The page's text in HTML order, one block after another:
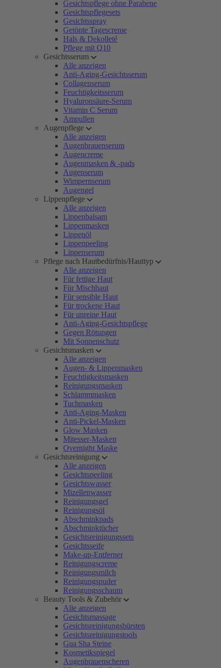
Gesichtspflege ohne Parabene
Gesichtspflegesets
Gesichtsspray
Getönte Tagescreme
Hals & Dekolleté
Pflege mit Q10
Gesichtsserum
Alle anzeigen
Anti-Aging-Gesichtsserum
Collagenserum
Feuchtigkeitsserum
Hyaluronsäure-Serum
Vitamin C Serum
Ampullen
Augenpflege
Alle anzeigen
Augenbrauenserum
Augencreme
Augenmasken & -pads
Augenserum
Wimpernserum
Augengel
Lippenpflege
Alle anzeigen
Lippenbalsam
Lippenmasken
Lippenöl
Lippenpeeling
Lippenserum
Pflege nach Hautbedürfnis/Hauttyp
Alle anzeigen
Für fettige Haut
Für Mischhaut
Für sensible Haut
Für trockene Haut
Für unreine Haut
Anti-Aging-Gesichtspflege
Gegen Rötungen
Mit Sonnenschutz
Gesichtsmasken
Alle anzeigen
Augen- & Lippenmasken
Feuchtigkeitsmasken
Reinigungsmasken
Schlammmasken
Tuchmasken
Anti-Aging-Masken
Anti-Pickel-Masken
Glow Masken
Mitesser-Masken
Overnight Maske
Gesichtsreinigung
Alle anzeigen
Gesichtspeeling
Gesichtswasser
Mizellenwasser
Reinigungsgel
Reinigungsöl
Abschminkpads
Abschminktücher
Gesichtsreinigungssets
Gesichtsseife
Make-up-Entferner
Reinigungscreme
Reinigungsmilch
Reinigungspuder
Reinigungsschaum
Beauty Tools & Zubehör
Alle anzeigen
Gesichtsmassage
Gesichtsreinigungsbürsten
Gesichtsreinigungstools
Gua Sha Steine
Kosmetikspiegel
Augenbrauenscheren